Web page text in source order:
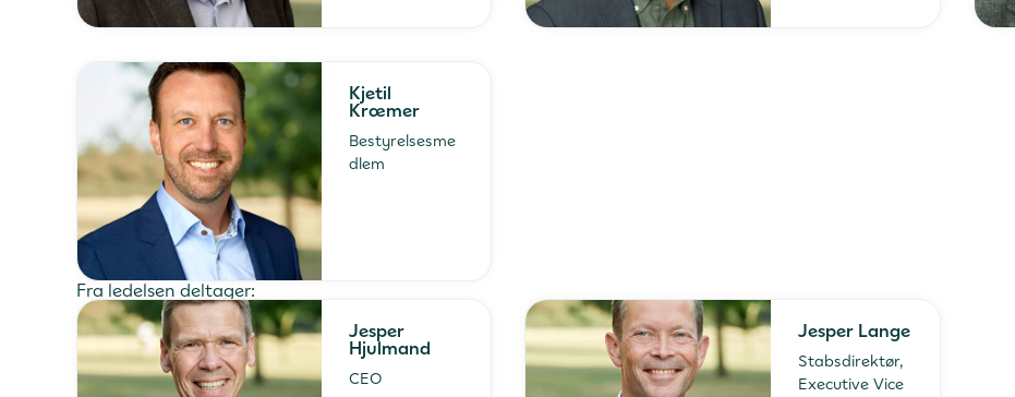
Kjetil
Kræmer
Bestyrelsesme
dlem
Fra ledelsen deltager:
Jesper
Hjulmand
CEO
Jesper Lange
Stabsdirektør,
Executive Vice